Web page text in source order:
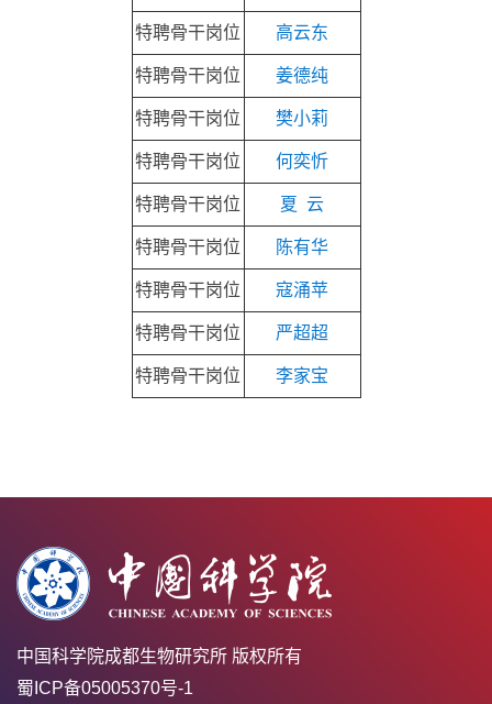
特聘骨干岗位 高云东
特聘骨干岗位 姜德纯
特聘骨干岗位 樊小莉
特聘骨干岗位 何奕忻
特聘骨干岗位 夏 云
特聘骨干岗位 陈有华
特聘骨干岗位 寇涌苹
特聘骨干岗位 严超超
特聘骨干岗位 李家宝
中国科学院成都生物研究所 版权所有
蜀ICP备05005370号-1